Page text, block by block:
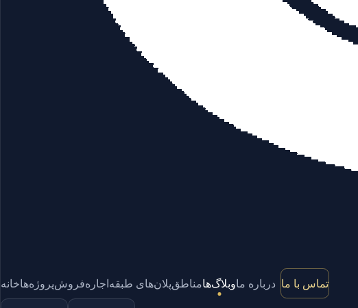
خانهپروژه‌هافروشاجارهپلان‌های طبقهمناطقوبلاگ‌هادرباره ما تماس با ما